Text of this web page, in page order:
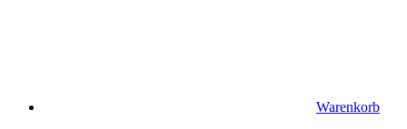
Warenkorb